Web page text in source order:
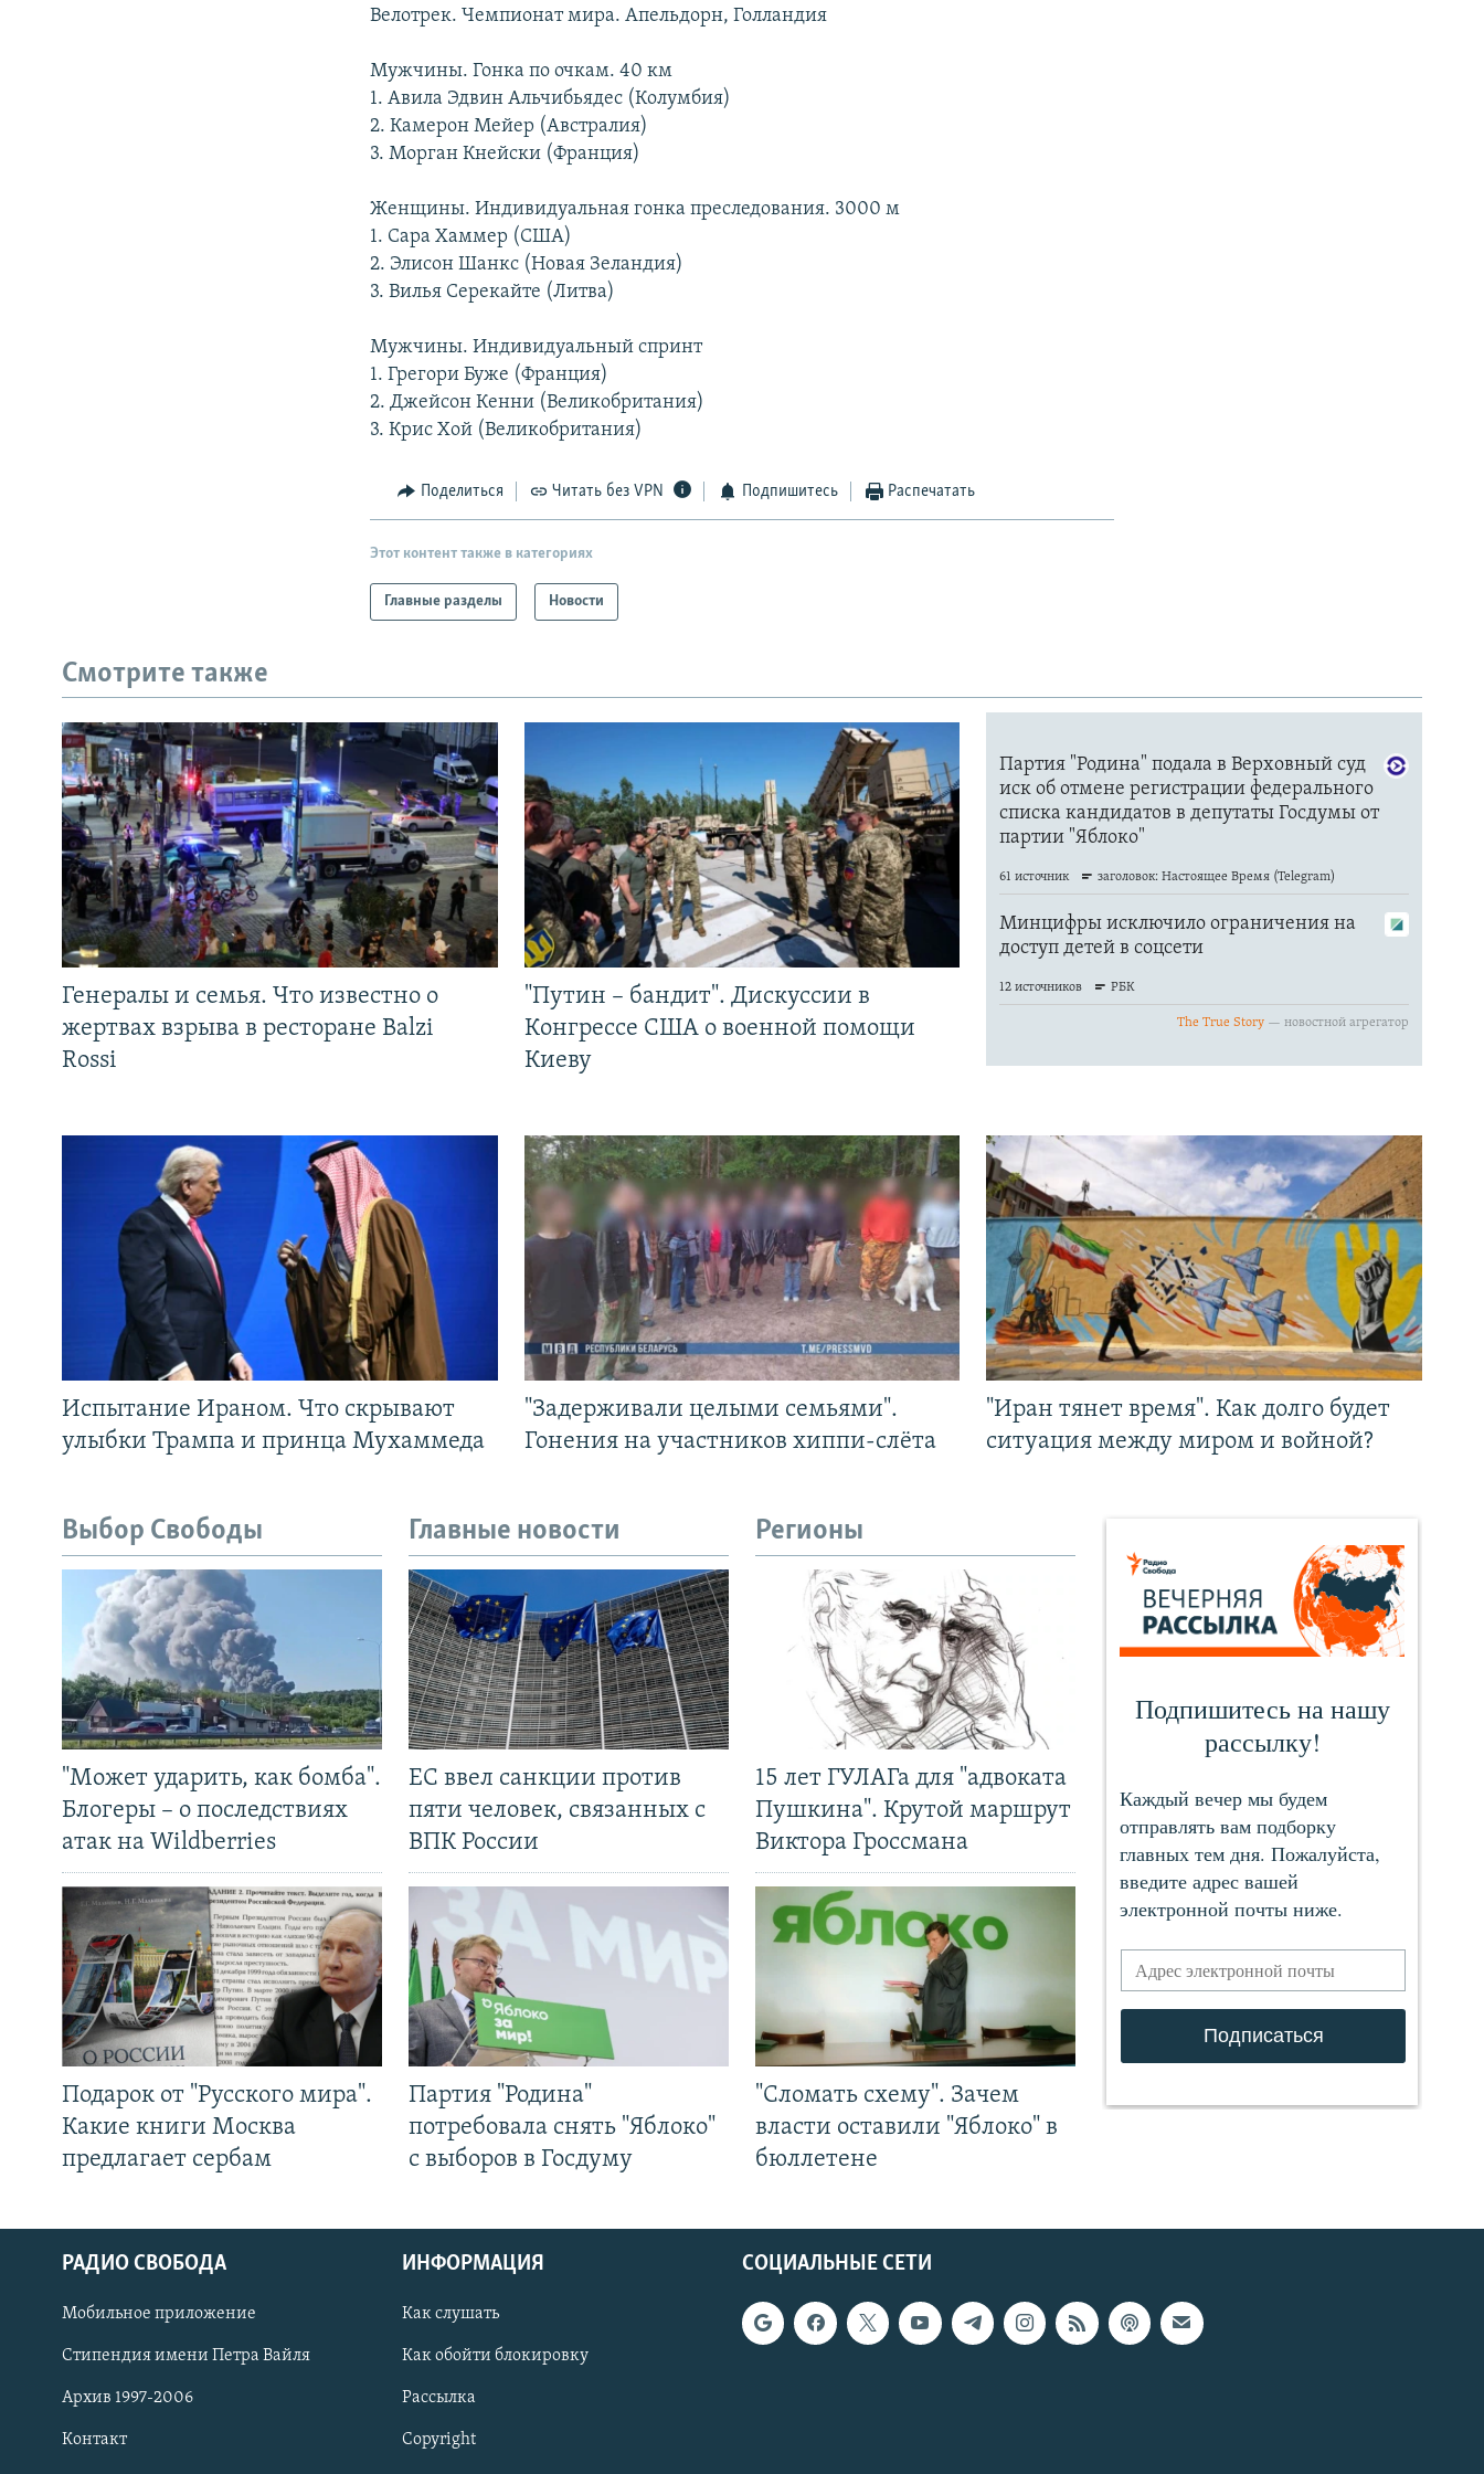
СОЦИАЛЬНЫЕ СЕТИ
Велотрек. Чемпионат мира. Апельдорн, Голландия
Мужчины. Гонка по очкам. 40 км
1. Авила Эдвин Альчибьядес (Колумбия)
2. Камерон Мейер (Австралия)
3. Морган Кнейски (Франция)
Женщины. Индивидуальная гонка преследования. 3000 м
1. Сара Хаммер (США)
2. Элисон Шанкс (Новая Зеландия)
3. Вилья Серекайте (Литва)
Мужчины. Индивидуальный спринт
1. Грегори Буже (Франция)
2. Джейсон Кенни (Великобритания)
3. Крис Хой (Великобритания)
Поделиться Читать без VPN Подпишитесь Распечатать
Этот контент также в категориях
Главные разделы Новости
Смотрите также
Генералы и семья. Что известно о
жертвах взрыва в ресторане Balzi
Rossi
"Путин – бандит". Дискуссии в
Конгрессе США о военной помощи
Киеву
Испытание Ираном. Что скрывают
улыбки Трампа и принца Мухаммеда
"Задерживали целыми семьями".
Гонения на участников хиппи-слёта
"Иран тянет время". Как долго будет
ситуация между миром и войной?
Выбор Свободы
"Может ударить, как бомба".
Блогеры – о последствиях
атак на Wildberries
Подарок от "Русского мира".
Какие книги Москва
предлагает сербам
Главные новости
ЕС ввел санкции против
пяти человек, связанных с
ВПК России
Партия "Родина"
потребовала снять "Яблоко"
с выборов в Госдуму
Регионы
15 лет ГУЛАГа для "адвоката
Пушкина". Крутой маршрут
Виктора Гроссмана
"Сломать схему". Зачем
власти оставили "Яблоко" в
бюллетене
СОЦИАЛЬНЫЕ СЕТИ
РАДИО СВОБОДА
Мобильное приложение
Стипендия имени Петра Вайля
Архив 1997-2006
Контакт
ИНФОРМАЦИЯ
Как слушать
Как обойти блокировку
Рассылка
Copyright